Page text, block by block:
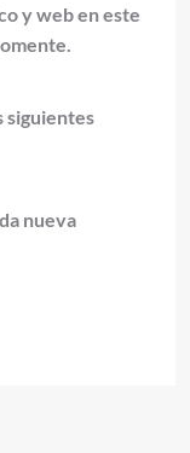
y web en este
siguientes
nueva